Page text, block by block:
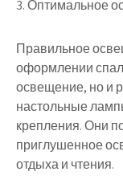
3. Оптимальное
Правильное
оформлении
освещение, но и
настольные
крепления. Они
приглушенное
отдыха и чтения.